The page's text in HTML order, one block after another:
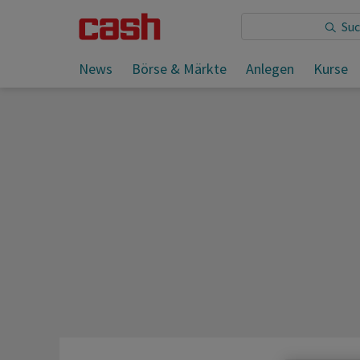
News Börse & Märkte Anlegen Kurse
Sie lesen: